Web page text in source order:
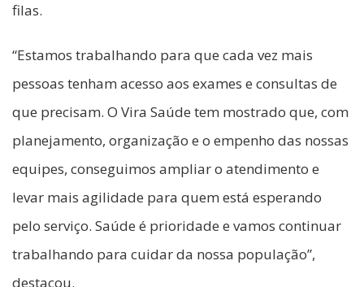
filas.
“Estamos trabalhando para que cada vez mais
pessoas tenham acesso aos exames e consultas de
que precisam. O Vira Saúde tem mostrado que, com
planejamento, organização e o empenho das nossas
equipes, conseguimos ampliar o atendimento e
levar mais agilidade para quem está esperando
pelo serviço. Saúde é prioridade e vamos continuar
trabalhando para cuidar da nossa população”,
destacou.